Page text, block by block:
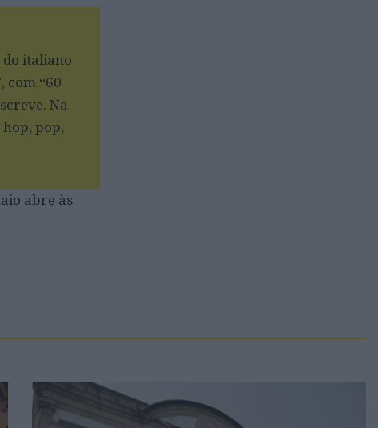
do italiano
com “60
Na
pop,
abre às